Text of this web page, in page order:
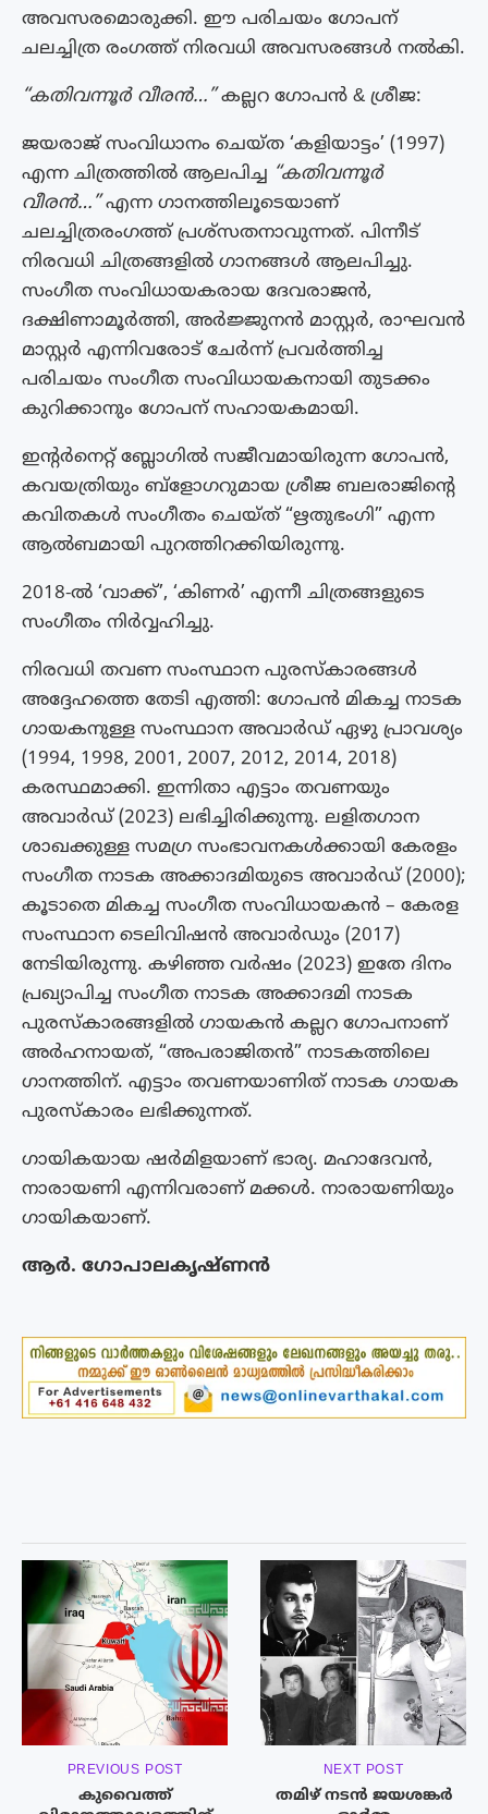
അവസരമൊരുക്കി. ഈ പരിചയം ഗോപന്
ചലച്ചിത്ര രംഗത്ത് നിരവധി അവസരങ്ങള്‍ നല്‍കി.
“കതിവന്നൂര്‍ വീരന്‍…”കല്ലറ ഗോപൻ & ശ്രീജ:
ജയരാജ് സംവിധാനം ചെയ്ത ‘കളിയാട്ടം’ (1997)
എന്ന ചിത്രത്തില്‍ ആലപിച്ച “കതിവന്നൂര്‍
വീരന്‍…”എന്ന ഗാനത്തിലൂടെയാണ്
ചലച്ചിത്രരംഗത്ത് പ്രശ്‌സതനാവുന്നത്. പിന്നീട്
നിരവധി ചിത്രങ്ങളില്‍ ഗാനങ്ങള്‍ ആലപിച്ചു.
സംഗീത സംവിധായകരായ ദേവരാജൻ,
ദക്ഷിണാമൂര്‍ത്തി, അര്‍ജ്ജുനന്‍ മാസ്റ്റര്‍, രാഘവന്‍
മാസ്റ്റര്‍ എന്നിവരോട് ചേര്‍ന്ന് പ്രവര്‍ത്തിച്ച
പരിചയം സംഗീത സംവിധായകനായി തുടക്കം
കുറിക്കാനും ഗോപന് സഹായകമായി.
ഇന്റർനെറ്റ് ബ്ലോഗിൽ സജീവമായിരുന്ന ഗോപൻ,
കവയത്രിയും ബ്ളോഗറുമായ ശ്രീജ ബലരാജിന്റെ
കവിതകൾ സംഗീതം ചെയ്ത് “ഋതുഭംഗി” എന്ന
ആൽബമായി പുറത്തിറക്കിയിരുന്നു.
2018-ല്‍ ‘വാക്ക്’, ‘കിണര്‍’ എന്നീ ചിത്രങ്ങളുടെ
സംഗീതം നിര്‍വ്വഹിച്ചു.
നിരവധി തവണ സംസ്ഥാന പുരസ്കാരങ്ങൾ
അദ്ദേഹത്തെ തേടി എത്തി: ഗോപൻ മികച്ച നാടക
ഗായകനുള്ള സംസ്ഥാന അവാർഡ് ഏഴു പ്രാവശ്യം
(1994, 1998, 2001, 2007, 2012, 2014, 2018)
കരസ്ഥമാക്കി. ഇന്നിതാ എട്ടാം തവണയും
അവാർഡ് (2023) ലഭിച്ചിരിക്കുന്നു. ലളിതഗാന
ശാഖക്കുള്ള സമഗ്ര സംഭാവനകൾക്കായി കേരളം
സംഗീത നാടക അക്കാദമിയുടെ അവാർഡ് (2000);
കൂടാതെ മികച്ച സംഗീത സംവിധായകൻ – കേരള
സംസ്ഥാന ടെലിവിഷൻ അവാര്‍ഡും (2017)
നേടിയിരുന്നു. കഴിഞ്ഞ വർഷം (2023) ഇതേ ദിനം
പ്രഖ്യാപിച്ച സംഗീത നാടക അക്കാദമി നാടക
പുരസ്കാരങ്ങളിൽ ഗായകൻ കല്ലറ ഗോപനാണ്
അർഹനായത്, “അപരാജിതൻ” നാടകത്തിലെ
ഗാനത്തിന്. എട്ടാം തവണയാണിത് നാടക ഗായക
പുരസ്കാരം ലഭിക്കുന്നത്.
ഗായികയായ ഷർമിളയാണ് ഭാര്യ. മഹാദേവൻ,
നാരായണി എന്നിവരാണ് മക്കൾ. നാരായണിയും
ഗായികയാണ്.
ആർ. ഗോപാലകൃഷ്ണൻ
PREVIOUS POST
കുവൈത്ത്
NEXT POST
തമിഴ് നടൻ ജയശങ്കർ